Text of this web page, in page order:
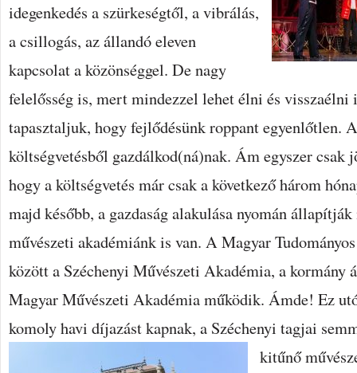
idegenkedés a szürkeségtől, a vibrálás,
a csillogás, az állandó eleven
kapcsolat a közönséggel. De nagy
felelősség is, mert mindezzel lehet élni és visszaélni
tapasztaljuk, hogy fejlődésünk roppant egyenlőtlen.
költségvetésből gazdálkod(ná)nak. Ám egyszer csak
hogy a költségvetés már csak a következő három
majd később, a gazdaság alakulása nyomán
művészeti akadémiánk is van. A Magyar
között a Széchenyi Művészeti Akadémia, a kormány
Magyar Művészeti Akadémia működik. Ámde! Ez
komoly havi díjazást kapnak, a Széchenyi tagjai
kitűnő